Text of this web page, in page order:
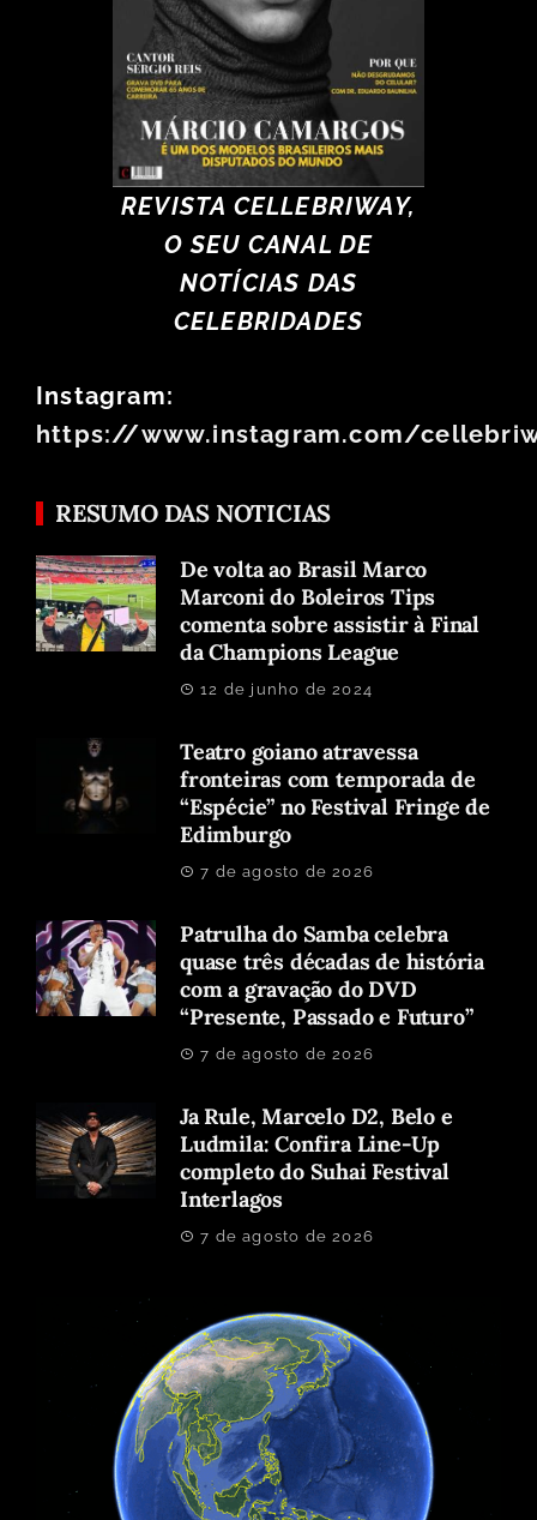
REVISTA CELLEBRIWAY,
O SEU CANAL DE
NOTÍCIAS DAS
CELEBRIDADES
Instagram:
https://www.instagram.com/
RESUMO DAS NOTICIAS
De volta ao Brasil Marco
Marconi do Boleiros Tips
comenta sobre assistir à Final
da Champions League
12 de junho de 2024
Teatro goiano atravessa
fronteiras com temporada de
“Espécie” no Festival Fringe de
Edimburgo
7 de agosto de 2026
Patrulha do Samba celebra
quase três décadas de história
com a gravação do DVD
“Presente, Passado e Futuro”
7 de agosto de 2026
Ja Rule, Marcelo D2, Belo e
Ludmila: Confira Line-Up
completo do Suhai Festival
Interlagos
7 de agosto de 2026